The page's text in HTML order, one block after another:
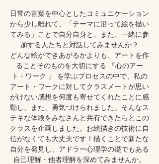
日常の言葉を中心としたコミュニケーション
から少し離れて、「テーマに沿って絵を描い
てみる」ことで自分自身と、また、一緒に参
加する人たちと対話してみませんか？
どんな絵ができあがるかよりも、アートを作
ることそのものを大切にする 『心のアー
ト・ワーク 』 を学ぶプロセスの中で、私の
アート・ワークに対してクラスメートが思い
がけない感想を何度も寄せてくれたことに感
動し、また、勇気づけられました。そんなス
テキな体験をみなさんと共有できたらとこの
クラスを企画しました。お絵描きの技術に自
信がなくても大丈夫です！描くことで新たな
自分を発見し、アドラー心理学の礎でもある
自己理解・他者理解を深めてみませんか。